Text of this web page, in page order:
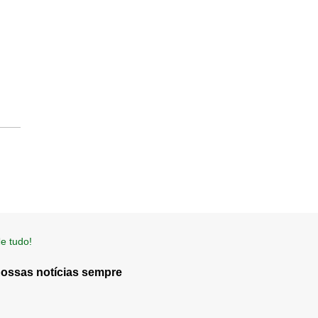
tudo!
notícias sempre